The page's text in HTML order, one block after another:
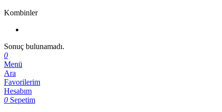
Kombinler
Sonuç bulunamadı.
0
Menü
Ara
Favorilerim
Hesabım
0 Sepetim